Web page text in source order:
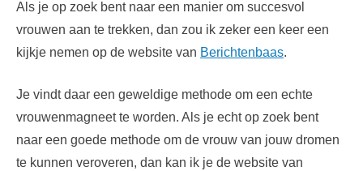
Als je op zoek bent naar een manier om succesvol
vrouwen aan te trekken, dan zou ik zeker een keer een
kijkje nemen op de website van Berichtenbaas.
Je vindt daar een geweldige methode om een echte
vrouwenmagneet te worden. Als je echt op zoek bent
naar een goede methode om de vrouw van jouw dromen
te kunnen veroveren, dan kan ik je de website van